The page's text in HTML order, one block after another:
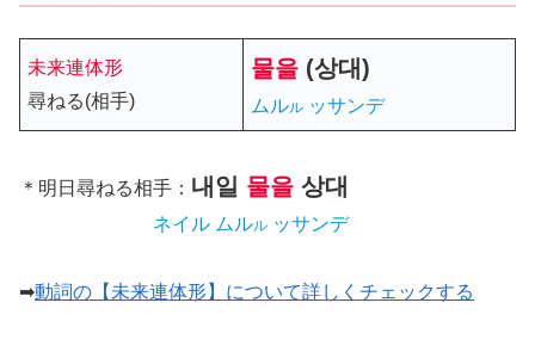
未来連体形
尋ねる(相手)
물을 (상대)
ムルル ッサンデ
＊明日尋ねる相手： 내일 물을 상대
ネイル ムルル ッサンデ
➡動詞の【未来連体形】について詳しくチェックする